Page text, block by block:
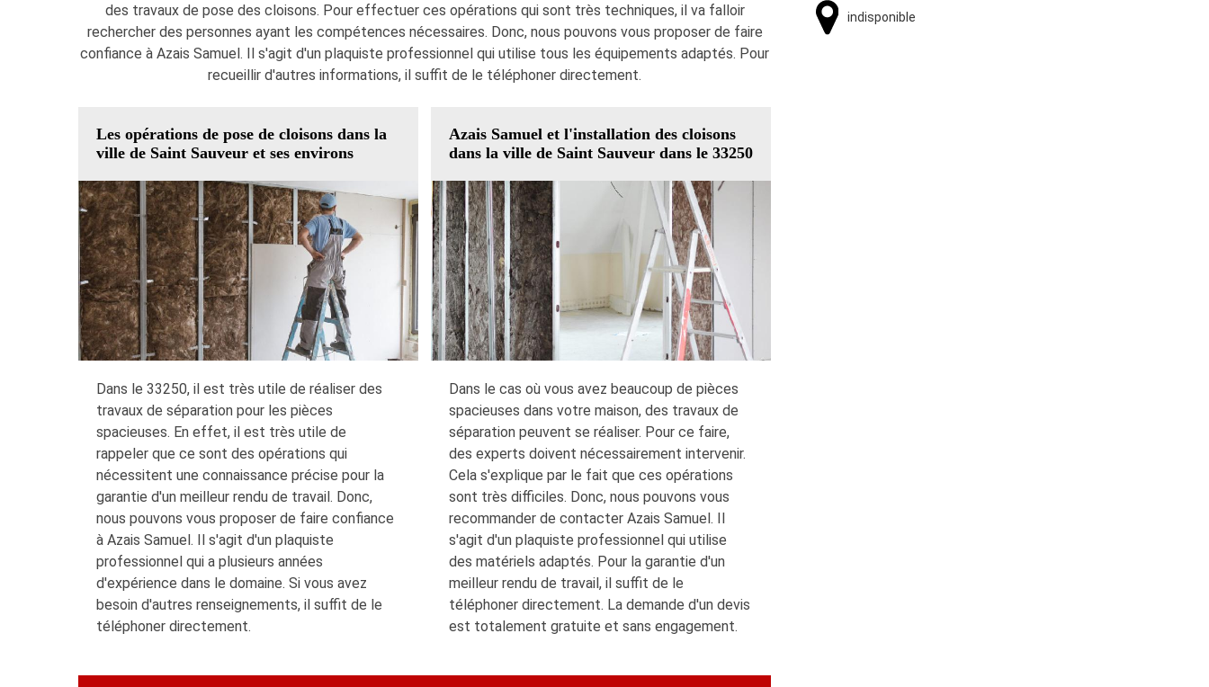
des travaux de pose des cloisons. Pour effectuer ces opérations qui sont très techniques, il va falloir
rechercher des personnes ayant les compétences nécessaires. Donc, nous pouvons vous proposer de faire
confiance à Azais Samuel. Il s'agit d'un plaquiste professionnel qui utilise tous les équipements adaptés. Pour
recueillir d'autres informations, il suffit de le téléphoner directement.
Les opérations de pose de cloisons dans la
ville de Saint Sauveur et ses environs
Dans le 33250, il est très utile de réaliser des
travaux de séparation pour les pièces
spacieuses. En effet, il est très utile de
rappeler que ce sont des opérations qui
nécessitent une connaissance précise pour la
garantie d'un meilleur rendu de travail. Donc,
nous pouvons vous proposer de faire confiance
à Azais Samuel. Il s'agit d'un plaquiste
professionnel qui a plusieurs années
d'expérience dans le domaine. Si vous avez
besoin d'autres renseignements, il suffit de le
téléphoner directement.
Azais Samuel et l'installation des cloisons
dans la ville de Saint Sauveur dans le 33250
Dans le cas où vous avez beaucoup de pièces
spacieuses dans votre maison, des travaux de
séparation peuvent se réaliser. Pour ce faire,
des experts doivent nécessairement intervenir.
Cela s'explique par le fait que ces opérations
sont très difficiles. Donc, nous pouvons vous
recommander de contacter Azais Samuel. Il
s'agit d'un plaquiste professionnel qui utilise
des matériels adaptés. Pour la garantie d'un
meilleur rendu de travail, il suffit de le
téléphoner directement. La demande d'un devis
est totalement gratuite et sans engagement.
indisponible